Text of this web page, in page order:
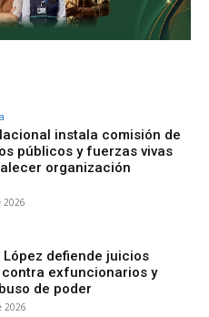
instala comisión de
públicos y fuerzas vivas
organización
2026
López defiende juicios
exfuncionarios y
de poder
2026